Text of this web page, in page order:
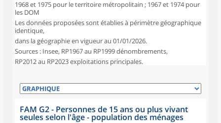
1968 et 1975 pour le territoire métropolitain ; 1967 et 1974 pour
les DOM
Les données proposées sont établies à périmètre géographique
identique,
dans la géographie en vigueur au 01/01/2026.
Sources : Insee, RP1967 au RP1999 dénombrements,
RP2012 au RP2023 exploitations principales.
FAM G2 - Personnes de 15 ans ou plus vivant
seules selon l'âge - population des ménages